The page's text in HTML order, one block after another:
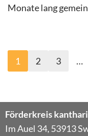
Monate lang
1 2 3 …
Förderkreis kanthari
Im Auel 34, 53913